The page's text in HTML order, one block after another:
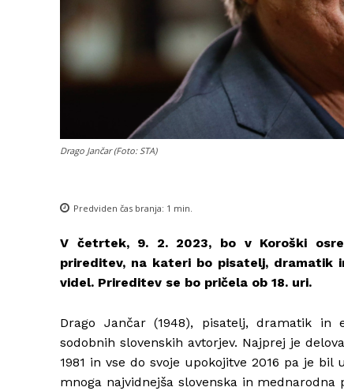
Drago Jančar (Foto: STA)
Predviden čas branja: 1 min.
V četrtek, 9. 2. 2023, bo v Koroški
prireditev, na kateri bo pisatelj, dramatik
videl. Prireditev se bo pričela ob 18. uri.
Drago Jančar (1948), pisatelj, dramatik in
sodobnih slovenskih avtorjev. Najprej je
1981 in vse do svoje upokojitve 2016 pa je
mnoga najvidnejša slovenska in